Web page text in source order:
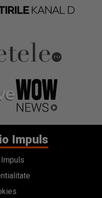
Impuls